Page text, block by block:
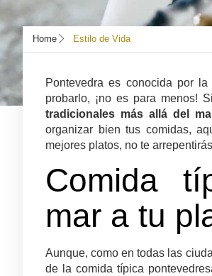
Home Estilo de Vida
Pontevedra es conocida por
probarlo, ¡no es para menos!
tradicionales más allá del
organizar bien tus comidas,
mejores platos, no te
Comida
mar a tu
Aunque, como en todas las
de la comida típica